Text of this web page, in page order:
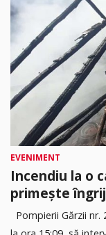
EVENIMENT
Incendiu la o
primește
Pompierii Gărzii